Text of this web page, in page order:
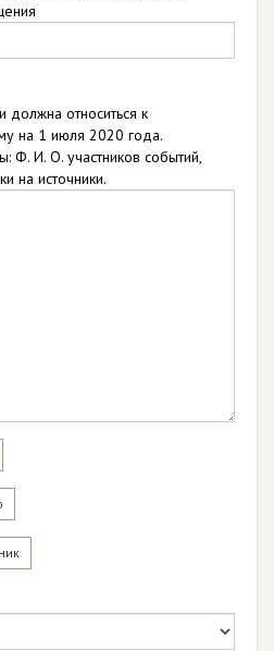
относиться к
на 1 июля 2020 года.
Ф. И. О. участников событий,
на источники.